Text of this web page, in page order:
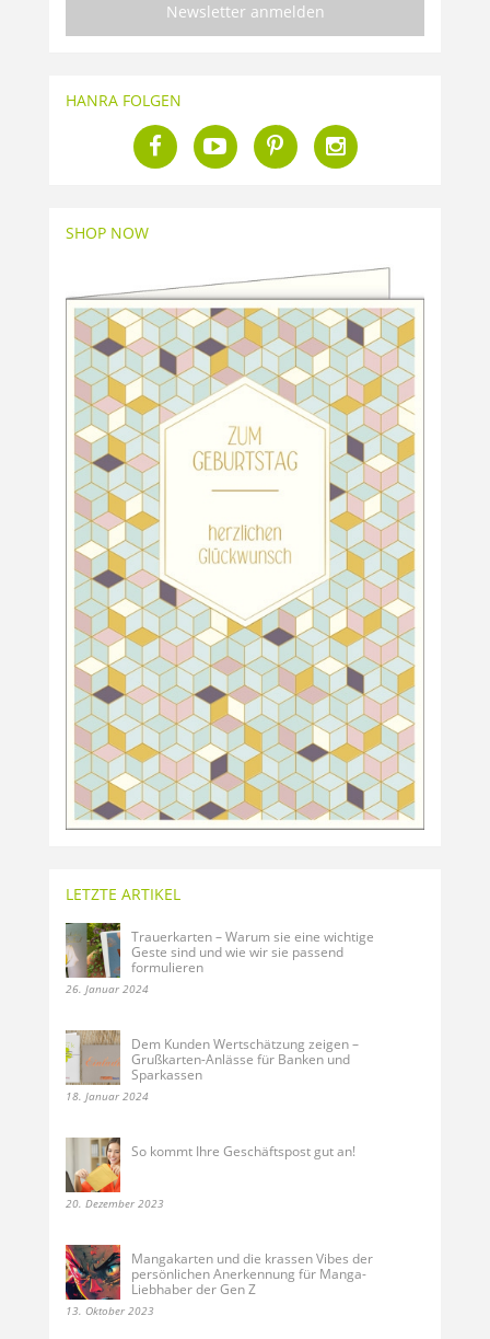
Newsletter anmelden
HANRA FOLGEN
SHOP NOW
LETZTE ARTIKEL
Trauerkarten – Warum sie eine wichtige
Geste sind und wie wir sie passend
formulieren
26. Januar 2024
Dem Kunden Wertschätzung zeigen –
Grußkarten-Anlässe für Banken und
Sparkassen
18. Januar 2024
So kommt Ihre Geschäftspost gut an!
20. Dezember 2023
Mangakarten und die krassen Vibes der
persönlichen Anerkennung für Manga-
Liebhaber der Gen Z
13. Oktober 2023